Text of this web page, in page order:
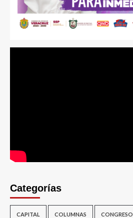
Categorías
CAPITAL COLUMNAS CONGRESO